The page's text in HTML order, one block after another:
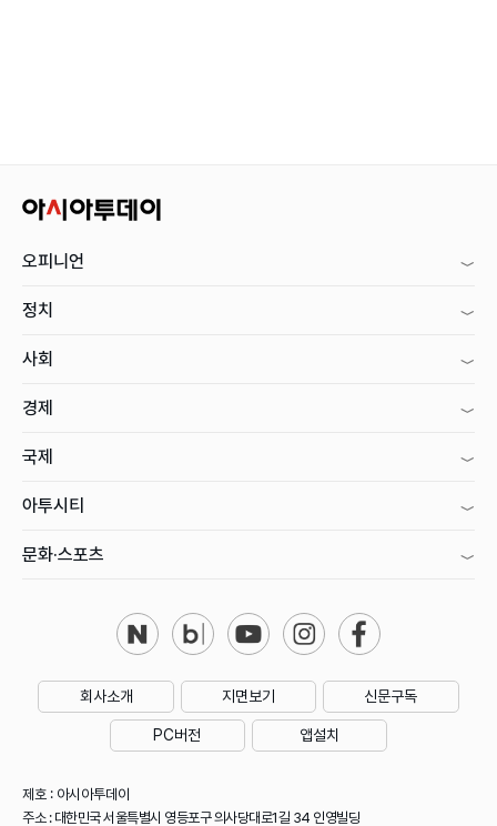
오피니언
정치
사회
경제
국제
아투시티
문화·스포츠
회사소개 지면보기 신문구독
PC버전 앱설치
제호 : 아시아투데이
주소 : 대한민국 서울특별시 영등포구 의사당대로1길 34 인영빌딩